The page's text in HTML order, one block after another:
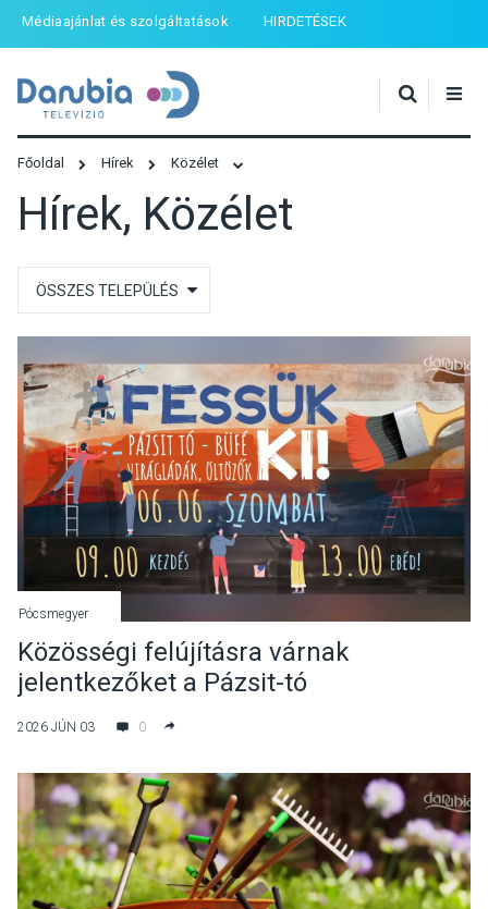
Médiaajánlat és szolgáltatások HIRDETÉSEK
Főoldal Hírek Közélet
Hírek, Közélet
Pócsmegyer
Közösségi felújításra várnak
jelentkezőket a Pázsit-tó
szabadstradjához
2026 JÚN 03 0